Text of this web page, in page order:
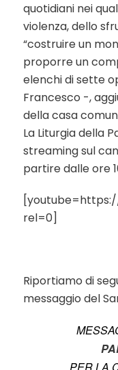
quotidiani nei
violenza, dello
“costruire un
proporre un
elenchi di sette
Francesco -,
della casa
La Liturgia della
streaming sul
partire dalle ore
rel=0]
Riportiamo di
messaggio del